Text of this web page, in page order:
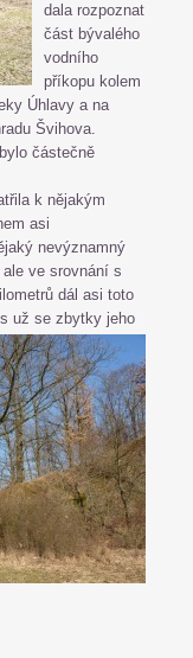
dala rozpoznat
část bývalého
vodního
příkopu kolem
Úhlavy a na
Švihova.
částečně
k nějakým
asi
nevýznamný
ve srovnání s
dál asi toto
už se zbytky jeho